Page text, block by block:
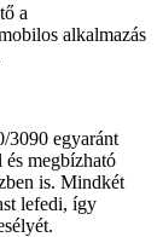
a
alkalmazás
egyaránt
megbízható
is. Mindkét
lefedi, így